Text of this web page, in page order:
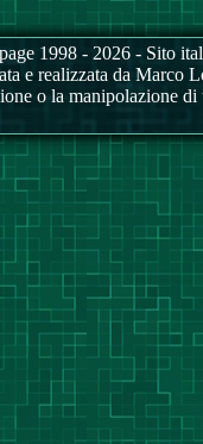
1998 - 2026 - Sito
e realizzata da
o la manipolazione